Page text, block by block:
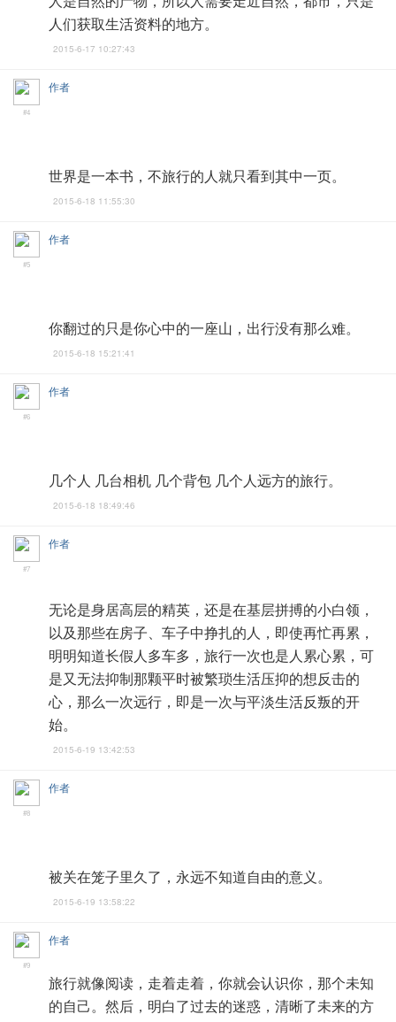
人们获取生活资料的地方。
2015-6-17 10:27:43
作者
#4
世界是一本书，不旅行的人就只看到其中一页。
2015-6-18 11:55:30
作者
#5
你翻过的只是你心中的一座山，出行没有那么难。
2015-6-18 15:21:41
作者
#6
几个人 几台相机 几个背包 几个人远方的旅行。
2015-6-18 18:49:46
作者
#7
无论是身居高层的精英，还是在基层拼搏的小白领，
以及那些在房子、车子中挣扎的人，即使再忙再累，
明明知道长假人多车多，旅行一次也是人累心累，可
是又无法抑制那颗平时被繁琐生活压抑的想反击的
心，那么一次远行，即是一次与平淡生活反叛的开
始。
2015-6-19 13:42:53
作者
#8
被关在笼子里久了，永远不知道自由的意义。
2015-6-19 13:58:22
作者
#9
旅行就像阅读，走着走着，你就会认识你，那个未知
的自己。然后，明白了过去的迷惑，清晰了未来的方